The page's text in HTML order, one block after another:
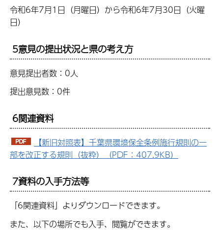
令和6年7月1日（月曜日）から令和6年7月30日（火曜
日）
5意見の提出状況と県の考え方
意見提出者数：0人
提出意見数：0件
6関連資料
【新旧対照表】千葉県環境保全条例施行規則の一
部を改正する規則（抜粋）（PDF：407.9KB）
7資料の入手方法等
「6関連資料」よりダウンロードできます。
また、以下の場所でも入手、閲覧ができます。